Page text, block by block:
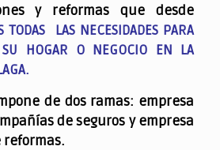
y reformas que desde
TODAS LAS NECESIDADES PARA
HOGAR O NEGOCIO EN LA
de dos ramas: empresa
de seguros y empresa
reformas.